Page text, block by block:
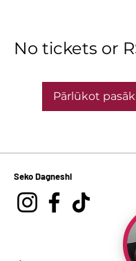
No tickets or
Pārlūkot
Seko Dagneshi